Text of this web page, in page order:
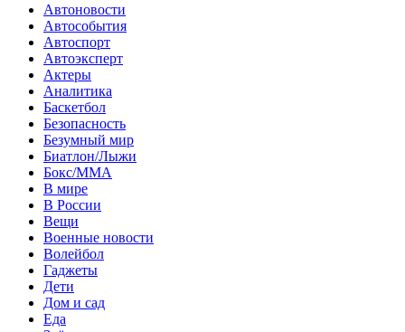
Автоновости
Автособытия
Автоспорт
Автоэксперт
Актеры
Аналитика
Баскетбол
Безопасность
Безумный мир
Биатлон/Лыжи
Бокс/MMA
В мире
В России
Вещи
Военные новости
Волейбол
Гаджеты
Дети
Дом и сад
Еда